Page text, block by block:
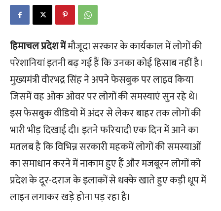
हिमाचल प्रदेश मेंमौजूदा सरकार के कार्यकाल में लोगों की
परेशानियां इतनी बढ़ गई हैं कि उनका कोई हिसाब नहीं है।
मुख्यमंत्री वीरभद्र सिंह ने अपने फेसबुक पर लाइव किया
जिसमें वह ओक ओवर पर लोगों की समस्याएं सुन रहे थे।
इस फेसबुक वीडियो में अंदर से लेकर बाहर तक लोगों की
भारी भीड़ दिखाई दी। इतने फरियादी एक दिन में आने का
मतलब है कि विभिन्न सरकारी महकमें लोगों की समस्याओं
का समाधान करने में नाकाम हुए हैं और मजबूरन लोगों को
प्रदेश के दूर-दराज के इलाकों से धक्के खाते हुए कड़ी धूप में
लाइन लगाकर खड़े होना पड़ रहा है।